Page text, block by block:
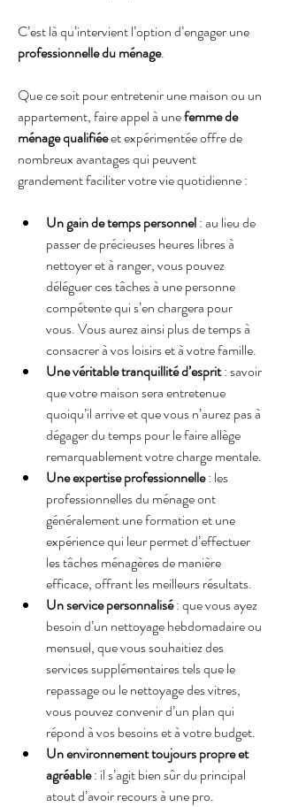
C’est là qu’intervient l’option d’engager une
professionnelle du ménage.
Que ce soit pour entretenir une maison ou un
appartement, faire appel à une femme de
ménage qualifiée et expérimentée offre de
nombreux avantages qui peuvent
grandement faciliter votre vie quotidienne :
Un gain de temps personnel : au lieu de
passer de précieuses heures libres à
nettoyer et à ranger, vous pouvez
déléguer ces tâches à une personne
compétente qui s’en chargera pour
vous. Vous aurez ainsi plus de temps à
consacrer à vos loisirs et à votre famille.
Une véritable tranquillité d’esprit : savoir
que votre maison sera entretenue
quoiqu’il arrive et que vous n’aurez pas à
dégager du temps pour le faire allège
remarquablement votre charge mentale.
Une expertise professionnelle : les
professionnelles du ménage ont
généralement une formation et une
expérience qui leur permet d’effectuer
les tâches ménagères de manière
efficace, offrant les meilleurs résultats.
Un service personnalisé : que vous ayez
besoin d’un nettoyage hebdomadaire ou
mensuel, que vous souhaitiez des
services supplémentaires tels que le
repassage ou le nettoyage des vitres,
vous pouvez convenir d’un plan qui
répond à vos besoins et à votre budget.
Un environnement toujours propre et
agréable : il s’agit bien sûr du principal
atout d’avoir recours à une pro.